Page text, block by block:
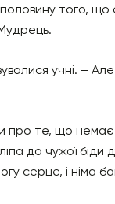
того, що
учні. –
про те, що немає
до чужої біди
серце, і німа